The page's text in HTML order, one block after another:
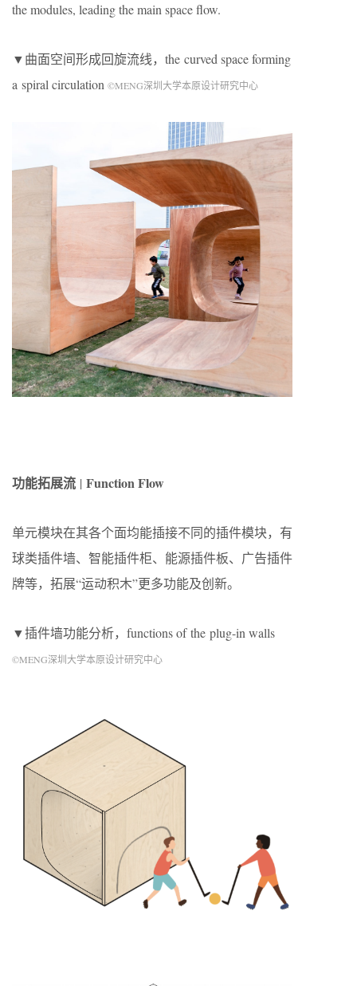
the modules, leading the main space flow.
▼曲面空间形成回旋流线，the curved space forming
a spiral circulation ©MENG深圳大学本原设计研究中心
功能拓展流 | Function Flow
单元模块在其各个面均能插接不同的插件模块，有
球类插件墙、智能插件柜、能源插件板、广告插件
牌等，拓展“运动积木”更多功能及创新。
▼插件墙功能分析，functions of the plug-in walls
©MENG深圳大学本原设计研究中心